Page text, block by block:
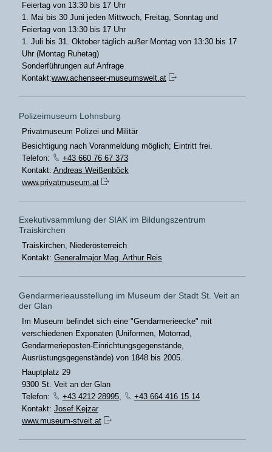
Feiertag von 13:30 bis 17 Uhr
1. Mai bis 30 Juni jeden Mittwoch, Freitag, Sonntag und
Feiertag von 13:30 bis 17 Uhr
1. Juli bis 31. Oktober täglich außer Montag von 13:30 bis 17
Uhr (Montag Ruhetag)
Sonderführungen auf Anfrage
Kontakt:www.achenseer-museumswelt.at
Polizeimuseum Lohnsburg
Privatmuseum Polizei und Militär
Besichtigung nach Voranmeldung möglich; Eintritt frei.
Telefon:
+43 660 76 67 373
Kontakt: Andreas Weißenböck
www.privatmuseum.at
Exekutivsammlung der SIAK im Bildungszentrum
Traiskirchen
Traiskirchen, Niederösterreich
Kontakt: Generalmajor Mag. Arthur Reis
Gendarmerieausstellung im Museum der Stadt St. Veit an
der Glan
Im Museum befindet sich eine "Gendarmerieecke" mit
verschiedenen Exponaten (Uniformen, Motorrad,
Gendarmerieposten-Einrichtungsgegenstände,
Ausrüstungsgegenstände) von 1848 bis 2005.
Hauptplatz 29
9300 St. Veit an der Glan
Telefon:
+43 4212 28995,
+43 664 416 15 14
Kontakt: Josef Kejzar
www.museum-stveit.at